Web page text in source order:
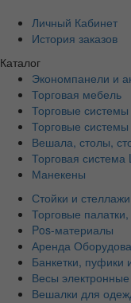
Личный Кабинет
История заказов
Каталог
Экономпанели и
Торговая мебель
Торговые
Торговые
Вешала, столы,
Торговая система
Манекены
Стойки и
Торговые
Pos-материалы
Аренда
Банкетки, пуфики
Весы электронные
Вешалки для